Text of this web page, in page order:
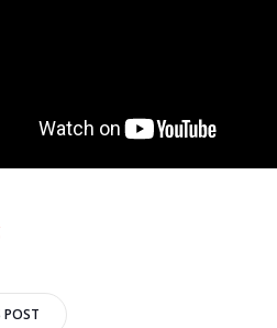
POST